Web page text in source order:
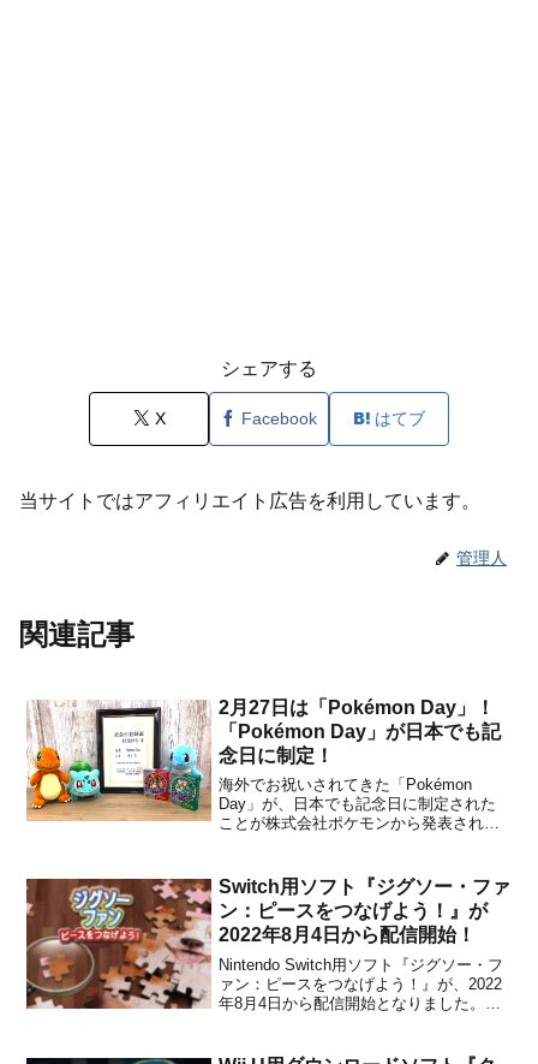
シェアする
X Facebook はてブ
当サイトではアフィリエイト広告を利用しています。
管理人
関連記事
2月27日は「Pokémon Day」！
「Pokémon Day」が日本でも記
念日に制定！
海外でお祝いされてきた「Pokémon
Day」が、日本でも記念日に制定された
ことが株式会社ポケモンから発表されま
当日は『ポケモン』の最新情報も公開予
定とのことです。【詳細はこちら】■2月
27日（木）は...
Switch用ソフト『ジグソー・ファ
ン：ピースをつなげよう！』が
2022年8月4日から配信開始！
Nintendo Switch用ソフト『ジグソー・フ
ァン：ピースをつなげよう！』が、2022
年8月4日から配信開始となりました。販
引価格の999円(税込)で購入することがで